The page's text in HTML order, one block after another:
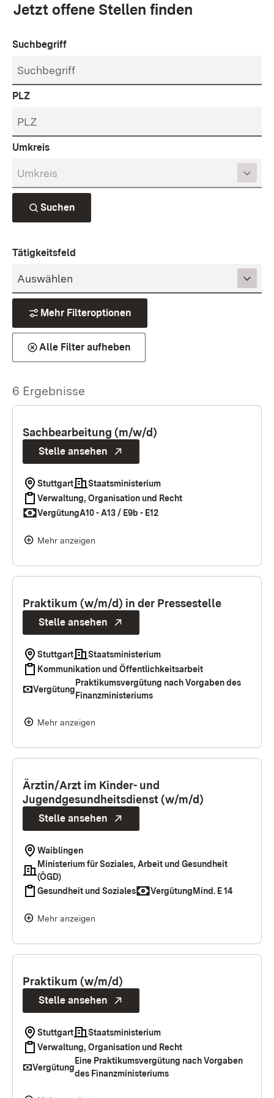
Jetzt offene Stellen finden
Suchbegriff
PLZ
Umkreis
Suchen
Tätigkeitsfeld
Mehr Filteroptionen
Alle Filter aufheben
6 Ergebnisse
Sachbearbeitung (m/w/d)
Stelle ansehen
Stuttgart
Staatsministerium
Verwaltung, Organisation und Recht
VergütungA10 - A13 / E9b - E12
Mehr anzeigen
Praktikum (w/m/d) in der Pressestelle
Stelle ansehen
Stuttgart
Staatsministerium
Kommunikation und Öffentlichkeitsarbeit
Vergütung
Praktikumsvergütung nach Vorgaben des
Finanzministeriums
Mehr anzeigen
Ärztin/Arzt im Kinder- und
Jugendgesundheitsdienst (w/m/d)
Stelle ansehen
Waiblingen
Ministerium für Soziales, Arbeit und Gesundheit
(ÖGD)
Gesundheit und Soziales
VergütungMind. E 14
Mehr anzeigen
Praktikum (w/m/d)
Stelle ansehen
Stuttgart
Staatsministerium
Verwaltung, Organisation und Recht
Vergütung
Eine Praktikumsvergütung nach Vorgaben
des Finanzministeriums